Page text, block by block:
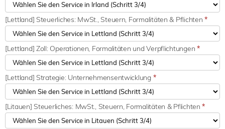
[Lettland] Steuerliches: MwSt., Steuern, Formalitäten & Pflichten*
[Lettland] Zoll: Operationen, Formalitäten und Verpflichtungen *
[Lettland] Strategie: Unternehmensentwicklung *
[Litauen] Steuerliches: MwSt., Steuern, Formalitäten & Pflichten*